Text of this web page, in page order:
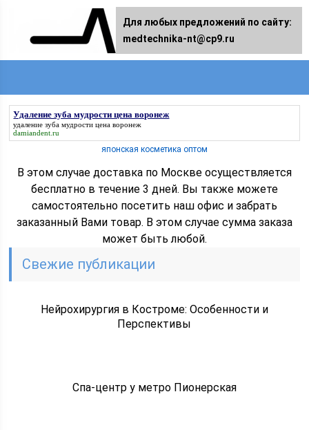
Удаление зуба мудрости цена воронеж
удаление зуба мудрости цена воронеж
damiandent.ru
японская косметика оптом
В этом случае доставка по Москве осуществляется
бесплатно в течение 3 дней. Вы также можете
самостоятельно посетить наш офис и забрать
заказанный Вами товар. В этом случае сумма заказа
может быть любой.
Свежие публикации
Нейрохирургия в Костроме: Особенности и
Перспективы
Спа-центр у метро Пионерская
Для любых предложений по сайту:
medtechnika-nt@cp9.ru